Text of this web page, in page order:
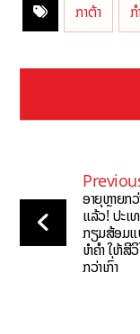
ກາຕ້າ
ອາຍຸຫຼາຍກ
ແລ້ວ! ປະເ
ກຽມສ້ອມແ
ຫໍຄຳ ໃຫ້ສີ
ກວ່າເກົ່າ